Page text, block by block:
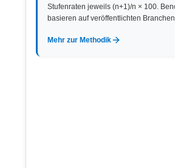
Stufenraten jeweils (n+1)/n × 100.
basieren auf veröffentlichten
Mehr zur Methodik